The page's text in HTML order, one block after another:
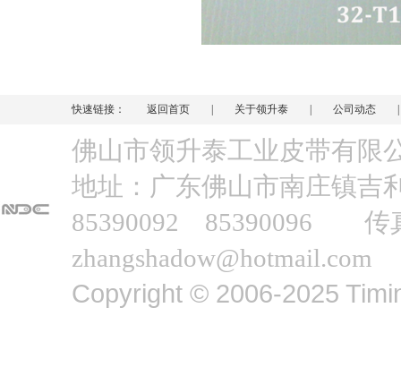
快速链接： 返回首页 关于领升泰 公司动态
佛山市领升泰工业皮带
地址：广东佛山市南庄镇
85390092 85390096 传
zhangshadow@hotmail.com
Copyright © 2006-2025